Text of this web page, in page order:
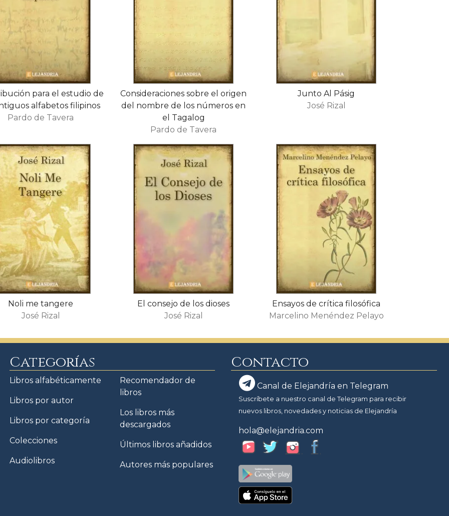
para el estudio de
alfabetos filipinos
Pardo de Tavera
Consideraciones sobre el origen
del nombre de los números en
el Tagalog
Pardo de Tavera
Junto Al Pásig
José Rizal
Noli me tangere
José Rizal
El consejo de los dioses
José Rizal
Ensayos de crítica filosófica
Marcelino Menéndez Pelayo
Categorías
Libros alfabéticamente
Libros por autor
Libros por categoría
Colecciones
Audiolibros
Recomendador de
libros
Los libros más
descargados
Últimos libros añadidos
Autores más populares
Contacto
Canal de Elejandría en Telegram
Suscríbete a nuestro canal de Telegram para recibir
nuevos libros, novedades y noticias de Elejandría
hola@elejandria.com